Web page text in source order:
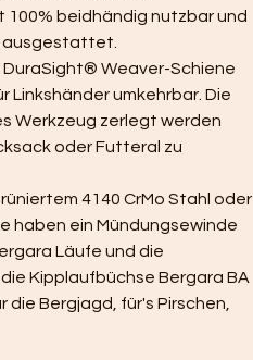
beidhändig nutzbar und
ausgestattet.
DuraSight® Weaver-Schiene
Linkshänder umkehrbar. Die
Werkzeug zerlegt werden
oder Futteral zu
4140 CrMo Stahl oder
haben ein Mündungsewinde
Läufe und die
Kipplaufbüchse Bergara BA
Bergjagd, für's Pirschen,